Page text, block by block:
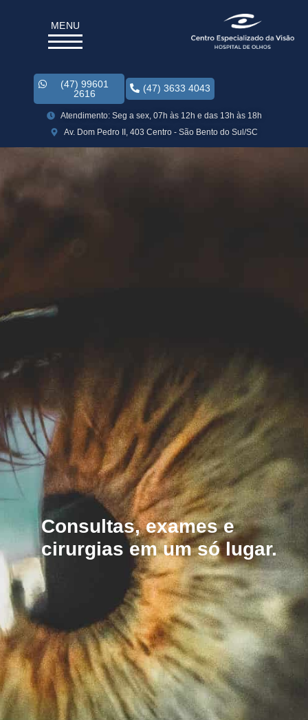
MENU
(47) 99601
2616
(47) 3633 4043
Atendimento: Seg a sex, 07h às 12h e das 13h às 18h
Av. Dom Pedro II, 403 Centro - São Bento do Sul/SC
Consultas, exames e
cirurgias em um só lugar.